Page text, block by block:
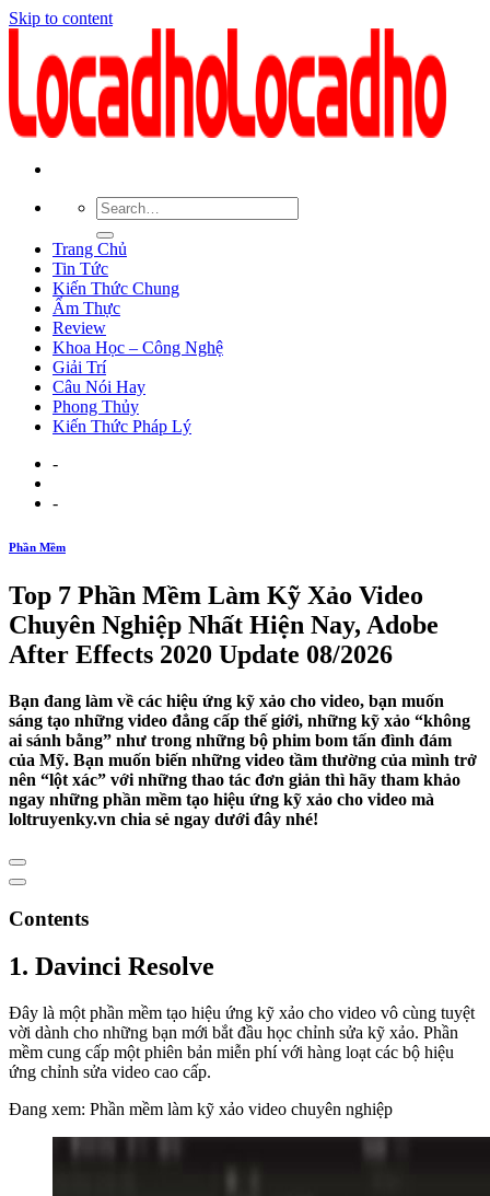
Skip to content
Trang Chủ
Tin Tức
Kiến Thức Chung
Ẩm Thực
Review
Khoa Học – Công Nghệ
Giải Trí
Câu Nói Hay
Phong Thủy
Kiến Thức Pháp Lý
-
-
Phần Mềm
Top 7 Phần Mềm Làm Kỹ Xảo Video
Chuyên Nghiệp Nhất Hiện Nay, Adobe
After Effects 2020 Update 08/2026
Bạn đang làm về các hiệu ứng kỹ xảo cho video, bạn muốn
sáng tạo những video đẳng cấp thế giới, những kỹ xảo “không
ai sánh bằng” như trong những bộ phim bom tấn đình đám
của Mỹ. Bạn muốn biến những video tầm thường của mình trở
nên “lột xác” với những thao tác đơn giản thì hãy tham khảo
ngay những phần mềm tạo hiệu ứng kỹ xảo cho video mà
loltruyenky.vn chia sẻ ngay dưới đây nhé!
Contents
1. Davinci Resolve
Đây là một phần mềm tạo hiệu ứng kỹ xảo cho video vô cùng tuyệt
vời dành cho những bạn mới bắt đầu học chỉnh sửa kỹ xảo. Phần
mềm cung cấp một phiên bản miễn phí với hàng loạt các bộ hiệu
ứng chỉnh sửa video cao cấp.
Đang xem: Phần mềm làm kỹ xảo video chuyên nghiệp